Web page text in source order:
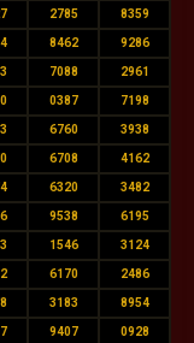
2785 8359
8462 9286
7088 2961
0387 7198
6760 3938
6708 4162
6320 3482
9538 6195
1546 3124
6170 2486
3183 8954
9407 0928